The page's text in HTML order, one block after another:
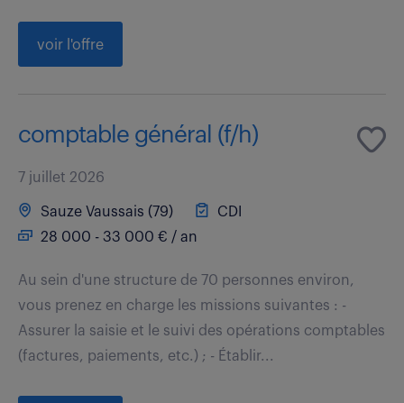
voir l'offre
comptable général (f/h)
7 juillet 2026
Sauze Vaussais (79)
CDI
28 000 - 33 000 € / an
Au sein d'une structure de 70 personnes environ,
vous prenez en charge les missions suivantes : -
Assurer la saisie et le suivi des opérations comptables
(factures, paiements, etc.) ; - Établir...